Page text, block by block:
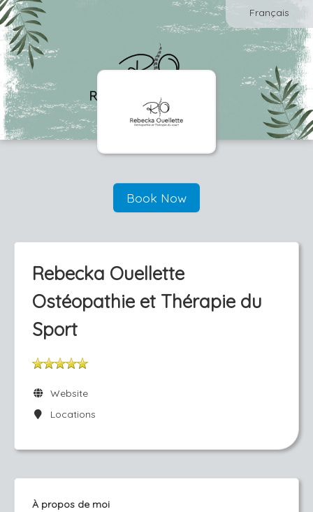
Français
Book Now
Rebecka Ouellette
Ostéopathie et Thérapie du
Sport
Website
Locations
À propos de moi